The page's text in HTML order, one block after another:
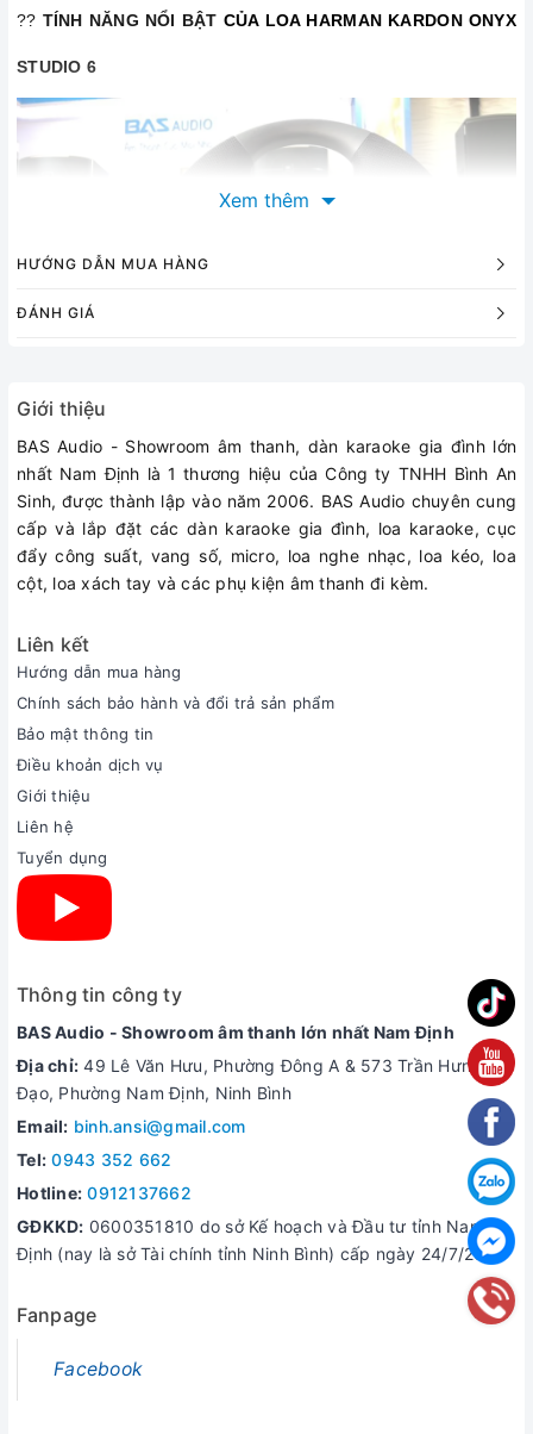
?? TÍNH NĂNG NỔI BẬT CỦA LOA HARMAN KARDON ONYX
STUDIO 6
Thiết kế sang trọng, tinh tế đầy sức hút
Loa Harman Kardon Onyx Studio 6 với gần như toàn bộ bề
mặt được phủ lớp vải dệt chất lượng cao, chống nước và chống
mềm mại, chất liệu nhôm nguyên chất cao cấp sáng bóng, tạo
điểm nhấn sang trọng cho tổng thể thiết kế. Tay cầm tiện dụng
còn giúp bạn dễ dàng bố trí loa tại mọi vị trí và mang theo cho
những chuyến du lịch, dã ngoại...
Âm thanh sống động, ấn tượng phù hợp với nhiều thể loại âm
nhạc
Với kết cấu bên trong bao gồm một driver mid-bass kích thước
120 mm và một driver tweeter dải cao kích thước 25mm được
tối ưu từ Harman Kardon cho chất lượng âm thanh ấn tượng.
Dải âm bass sâu, căng và chắc, giọng ca sĩ được thể hiện trong
Có thể kết nối 2 loa cùng lúc nhân đôi công suất
Với công nghệ Wireless Dual Sound bạn có thể kết nối 2 chiếc
loa đồng thời để âm lượng tốt hơn cho không gian rộng.
Pin Lithium-ion 3.300mAh bền bỉ cho thời gian chơi nhạc chất
lượng cao 8 giờ liên tục.
Giúp bạn thoải mái sử dụng trong suốt hành trình dã ngoại của
mình.
Có độ chuẩn chống nước IPX7 giúp loa hoạt động tốt trong mọi
Xem thêm
HƯỚNG DẪN MUA HÀNG
ĐÁNH GIÁ
Giới thiệu
BAS Audio - Showroom âm thanh, dàn karaoke gia đình lớn
nhất Nam Định là 1 thương hiệu của Công ty TNHH Bình An
Sinh, được thành lập vào năm 2006. BAS Audio chuyên cung
cấp và lắp đặt các dàn karaoke gia đình, loa karaoke, cục
đẩy công suất, vang số, micro, loa nghe nhạc, loa kéo, loa
cột, loa xách tay và các phụ kiện âm thanh đi kèm.
Liên kết
Hướng dẫn mua hàng
Chính sách bảo hành và đổi trả sản phẩm
Bảo mật thông tin
Điều khoản dịch vụ
Giới thiệu
Liên hệ
Tuyển dụng
Thông tin công ty
BAS Audio - Showroom âm thanh lớn nhất Nam Định
Địa chỉ: 49 Lê Văn Hưu, Phường Đông A & 573 Trần Hưng
Đạo, Phường Nam Định, Ninh Bình
Email: binh.ansi@gmail.com
Tel: 0943 352 662
Hotline: 0912137662
GĐKKD: 0600351810 do sở Kế hoạch và Đầu tư tỉnh Nam
Định (nay là sở Tài chính tỉnh Ninh Bình) cấp ngày 24/7/2006
Fanpage
Facebook